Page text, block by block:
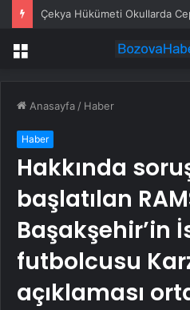
Menü
Anasayfa / Haber
Haber
Hakkında
başlatılan
Başakşehir’in
futbolcusu
açıklaması